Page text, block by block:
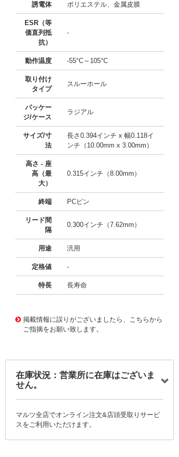
誘電体 ポリエステル、金属皮膜
ESR（等
価直列抵
抗）
-
動作温度 -55°C～105°C
取り付け
タイプ
スルーホール
パッケー
ジ/ケース
ラジアル
サイズ/寸
法
長さ0.394インチ x 幅0.118イ
ンチ（10.00mm x 3.00mm）
高さ - 座
高（最
大）
0.315インチ（8.00mm）
終端 PCピン
リード間
隔
0.300インチ（7.62mm）
用途 汎用
定格値 -
特長 長寿命
掲載情報に誤りがございましたら、こちらから
ご指摘をお願い致します。
在庫状況：営業所に在庫はございま
せん。
マルツ全店でオンライン注文&店頭受取りサービ
スをご利用いただけます。